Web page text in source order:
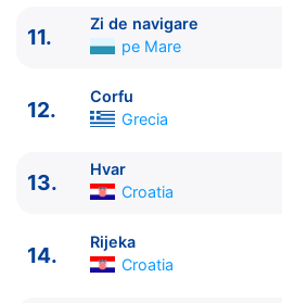
Rijeka Croatia 9:00 - 20:00
15.
Fusina, Venetia
11.
Zi de navigare
pe Mare
12.
Corfu
Grecia
13.
Hvar
Croatia
14.
Rijeka
Croatia